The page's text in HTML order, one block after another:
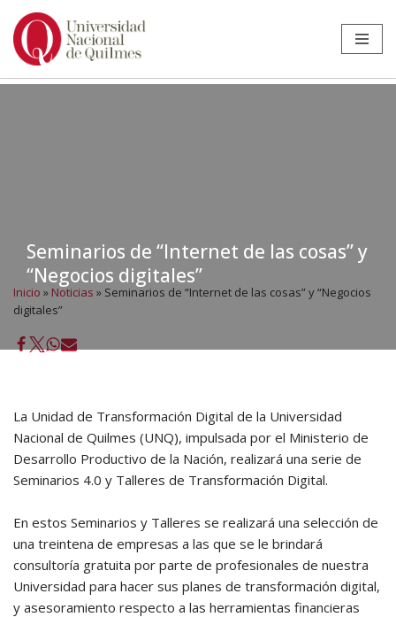
Ir
Seminarios de “Internet de las cosas” y
“Negocios digitales”
Inicio » Noticias » Seminarios de “Internet de las cosas” y “Negocios
digitales”
La Unidad de Transformación Digital de la Universidad
Nacional de Quilmes (UNQ), impulsada por el Ministerio de
Desarrollo Productivo de la Nación, realizará una serie de
Seminarios 4.0 y Talleres de Transformación Digital.
En estos Seminarios y Talleres se realizará una selección de
una treintena de empresas a las que se le brindará
consultoría gratuita por parte de profesionales de nuestra
Universidad para hacer sus planes de transformación digital,
y asesoramiento respecto a las herramientas financieras